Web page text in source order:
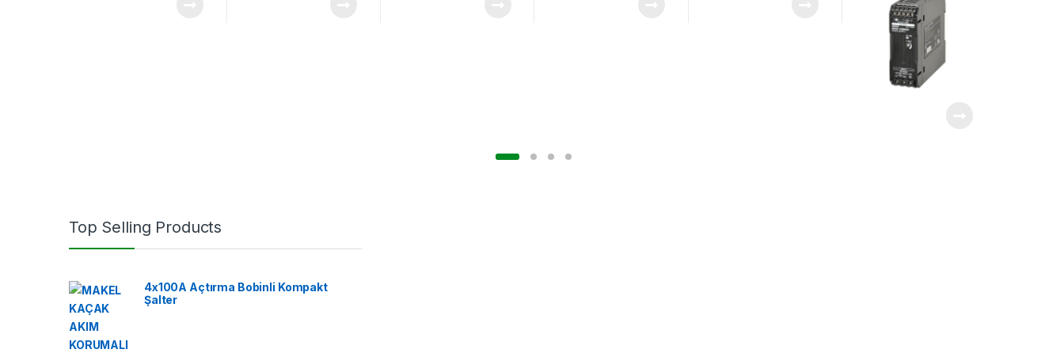
Top Selling Products
4x100A Açtırma Bobinli Kompakt
Şalter